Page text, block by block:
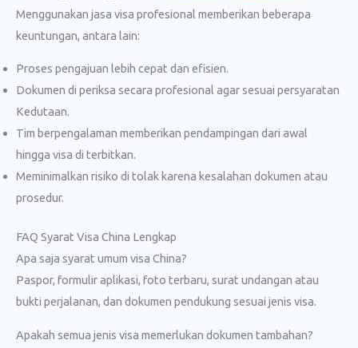
Menggunakan jasa visa profesional memberikan beberapa
keuntungan, antara lain:
Proses pengajuan lebih cepat dan efisien.
Dokumen di periksa secara profesional agar sesuai persyaratan
Kedutaan.
Tim berpengalaman memberikan pendampingan dari awal
hingga visa di terbitkan.
Meminimalkan risiko di tolak karena kesalahan dokumen atau
prosedur.
FAQ Syarat Visa China Lengkap
Apa saja syarat umum visa China?
Paspor, formulir aplikasi, foto terbaru, surat undangan atau
bukti perjalanan, dan dokumen pendukung sesuai jenis visa.
Apakah semua jenis visa memerlukan dokumen tambahan?